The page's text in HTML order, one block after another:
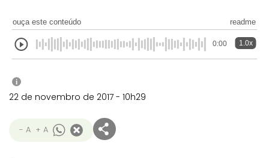
ouça este conteúdo readme
0:00 1.0x
i
22 de novembro de 2017 - 10h29
- A + A